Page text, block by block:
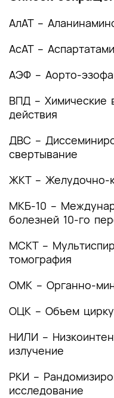
2. Диагностика
медицинские
2.2 Физикальное
2.3 Лабораторные
исследования
2.4
2.5 Иные
3. Лечение,
противопоказания
курортное
противопоказания
основанных на
лечебных факторов
АлАТ –
АсАТ –
АЭФ – Аорто-
ВПД – Химические
действия
ДВС –
свертывание
ЖКТ – Желудочно-
МКБ-10 –
болезней 10-го
МСКТ –
томография
ОМК – Органно-
ОЦК – Объем
НИЛИ –
излучение
РКИ –
исследование